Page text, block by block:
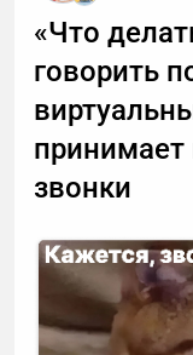
«Что
говорить
звонки